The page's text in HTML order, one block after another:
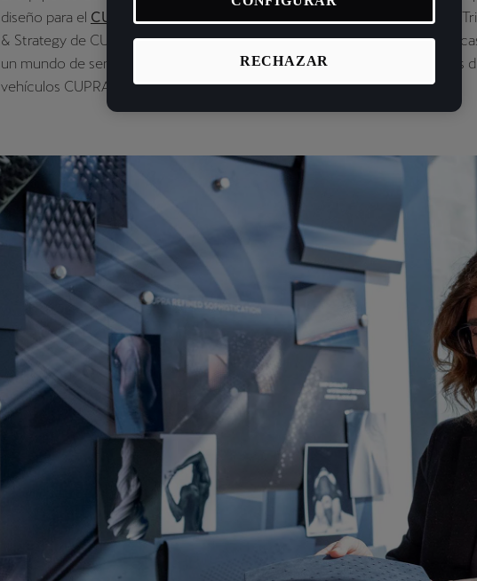
diseño para el CUPRA Tavascan. Francesca Sangalli, directora de Color &
& Strategy de CUPRA, destaca cómo su equipo utilizó técnicas
un mundo de sensaciones táctiles y visuales que darán forma a los futuros
vehículos CUPRA.
RECHAZAR